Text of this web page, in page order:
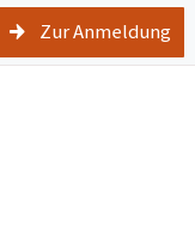
Zur Anmeldung